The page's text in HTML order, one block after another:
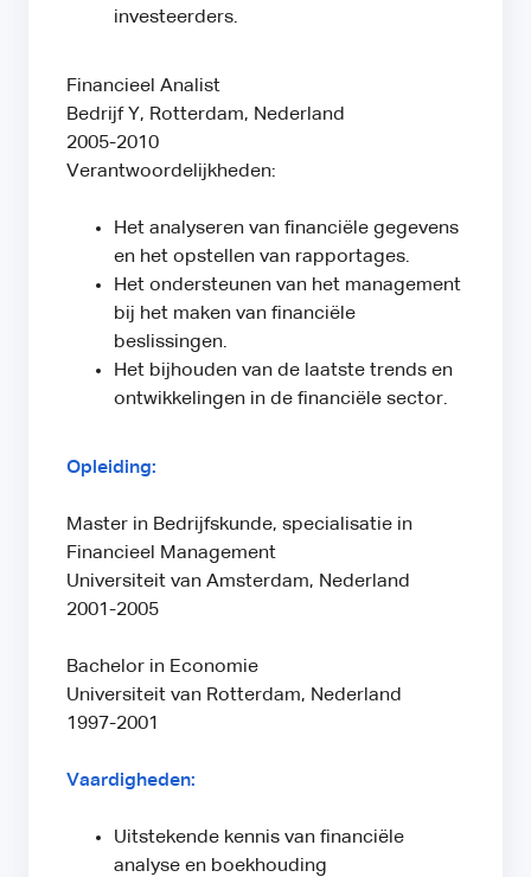
investeerders.
Financieel Analist
Bedrijf Y, Rotterdam, Nederland
2005-2010
Verantwoordelijkheden:
Het analyseren van financiële gegevens
en het opstellen van rapportages.
Het ondersteunen van het management
bij het maken van financiële
beslissingen.
Het bijhouden van de laatste trends en
ontwikkelingen in de financiële sector.
Opleiding:
Master in Bedrijfskunde, specialisatie in
Financieel Management
Universiteit van Amsterdam, Nederland
2001-2005
Bachelor in Economie
Universiteit van Rotterdam, Nederland
1997-2001
Vaardigheden:
Uitstekende kennis van financiële
analyse en boekhouding